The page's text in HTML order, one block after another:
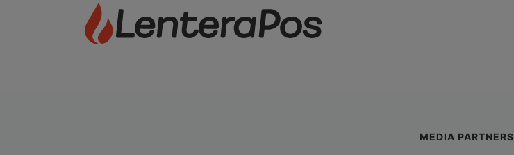
MEDIA PARTNERS